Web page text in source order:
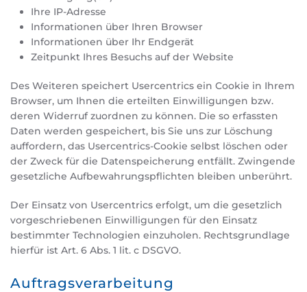
Ihre IP-Adresse
Informationen über Ihren Browser
Informationen über Ihr Endgerät
Zeitpunkt Ihres Besuchs auf der Website
Des Weiteren speichert Usercentrics ein Cookie in Ihrem
Browser, um Ihnen die erteilten Einwilligungen bzw.
deren Widerruf zuordnen zu können. Die so erfassten
Daten werden gespeichert, bis Sie uns zur Löschung
auffordern, das Usercentrics-Cookie selbst löschen oder
der Zweck für die Datenspeicherung entfällt. Zwingende
gesetzliche Aufbewahrungspflichten bleiben unberührt.
Der Einsatz von Usercentrics erfolgt, um die gesetzlich
vorgeschriebenen Einwilligungen für den Einsatz
bestimmter Technologien einzuholen. Rechtsgrundlage
hierfür ist Art. 6 Abs. 1 lit. c DSGVO.
Auftragsverarbeitung